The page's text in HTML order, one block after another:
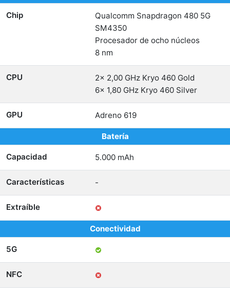
Chip
Qualcomm Snapdragon 480 5G
SM4350
Procesador de ocho núcleos
8 nm
CPU
2x 2,00 GHz Kryo 460 Gold
6x 1,80 GHz Kryo 460 Silver
GPU Adreno 619
Batería
Capacidad 5.000 mAh
Características -
Extraíble
Conectividad
5G
NFC